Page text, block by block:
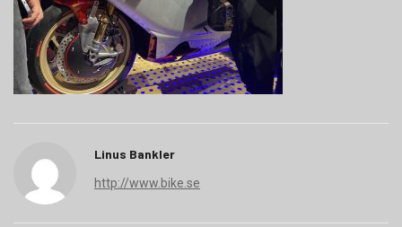
Linus Bankler
http://www.bike.se